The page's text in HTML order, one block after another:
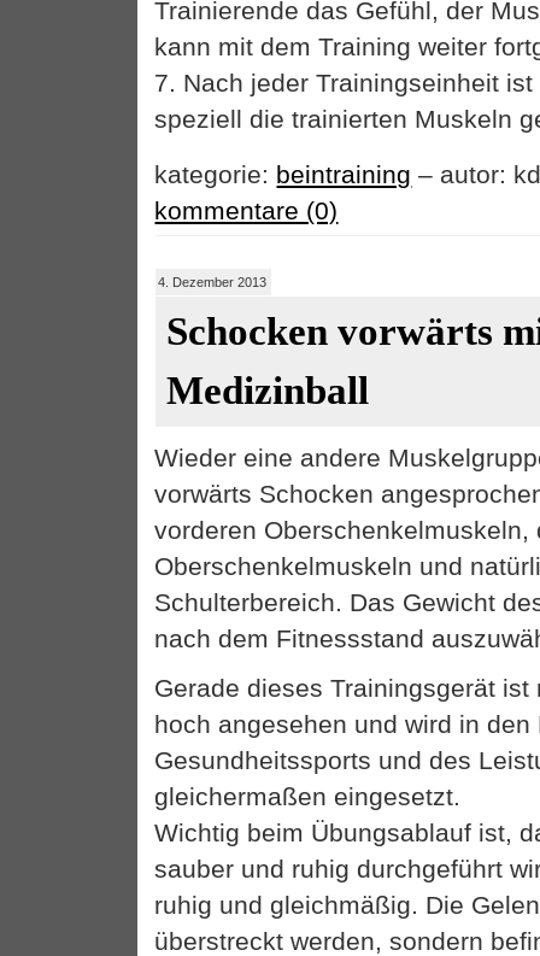
Trainierende das Gefühl, der
kann mit dem Training weiter
7. Nach jeder Trainingseinheit
speziell die trainierten Muskeln
kategorie: beintraining – autor:
kommentare (0)
4. Dezember 2013
Schocken vorwärts
Medizinball
Wieder eine andere
vorwärts Schocken
vorderen Oberschenkelmuskeln,
Oberschenkelmuskeln und
Schulterbereich. Das Gewicht
nach dem Fitnessstand
Gerade dieses Trainingsgerät ist
hoch angesehen und wird in den
Gesundheitssports und des
gleichermaßen eingesetzt.
Wichtig beim Übungsablauf ist,
sauber und ruhig durchgeführt
ruhig und gleichmäßig. Die
überstreckt werden, sondern